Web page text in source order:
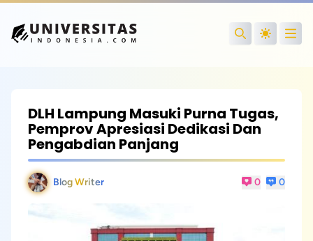
Search
DLH Lampung Masuki Purna Tugas,
Pemprov Apresiasi Dedikasi Dan
Pengabdian Panjang
Blog Writer 0 0